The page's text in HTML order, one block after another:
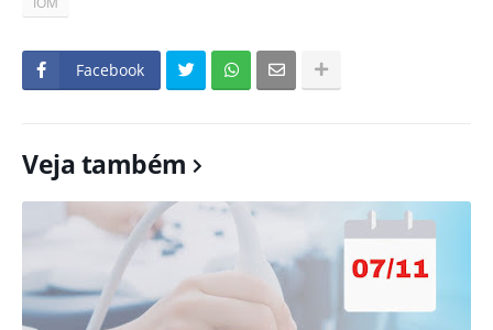
Facebook
Veja também